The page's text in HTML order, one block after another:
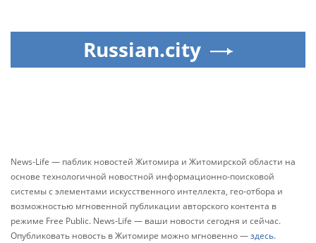
Russian.city
News-Life — паблик новостей Житомира и Житомирской области на
основе технологичной новостной информационно-поисковой
системы с элементами искусственного интеллекта, гео-отбора и
возможностью мгновенной публикации авторского контента в
режиме Free Public. News-Life — ваши новости сегодня и сейчас.
Опубликовать новость в Житомире можно мгновенно —здесь.